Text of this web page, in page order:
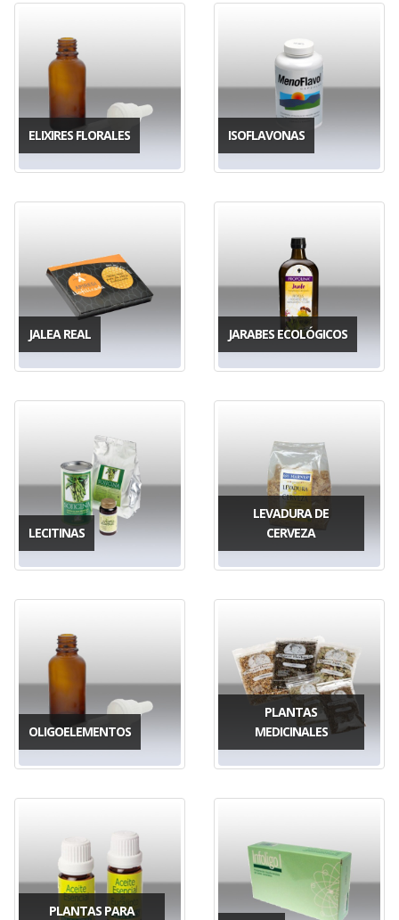
ELIXIRES FLORALES ISOFLAVONAS
JALEA REAL JARABES ECOLÓGICOS
LECITINAS
LEVADURA DE
CERVEZA
OLIGOELEMENTOS
PLANTAS
MEDICINALES
PLANTAS PARA